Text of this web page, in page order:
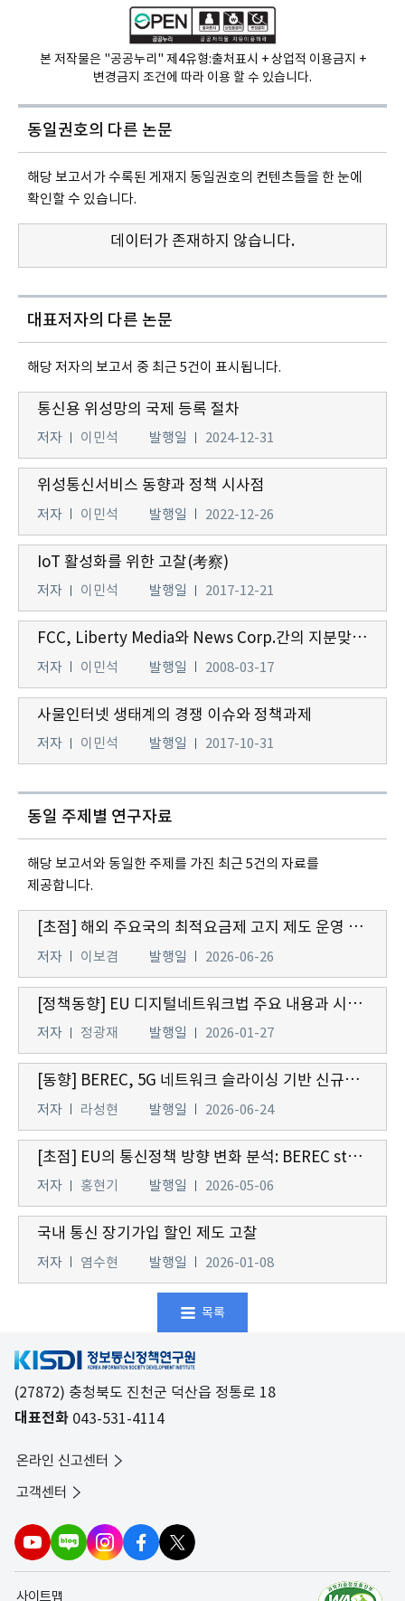
본 저작물은 "공공누리" 제4유형:출처표시 + 상업적 이용금지 +
변경금지 조건에 따라 이용 할 수 있습니다.
동일권호의 다른 논문
해당 보고서가 수록된 게재지 동일권호의 컨텐츠들을 한 눈에
확인할 수 있습니다.
데이터가 존재하지 않습니다.
대표저자의 다른 논문
해당 저자의 보고서 중 최근 5건이 표시됩니다.
통신용 위성망의 국제 등록 절차
저자 이민석 발행일 2024-12-31
위성통신서비스 동향과 정책 시사점
저자 이민석 발행일 2022-12-26
IoT 활성화를 위한 고찰(考察)
저자 이민석 발행일 2017-12-21
FCC, Liberty Media와 News Corp.간의 지분맞교환, 조건부 승인.
저자 이민석 발행일 2008-03-17
사물인터넷 생태계의 경쟁 이슈와 정책과제
저자 이민석 발행일 2017-10-31
동일 주제별 연구자료
해당 보고서와 동일한 주제를 가진 최근 5건의 자료를
제공합니다.
[초점] 해외 주요국의 최적요금제 고지 제도 운영 현황과 국내 도입에 따른 시사점
저자 이보겸 발행일 2026-06-26
[정책동향] EU 디지털네트워크법 주요 내용과 시사점
저자 정광재 발행일 2026-01-27
[동향] BEREC, 5G 네트워크 슬라이싱 기반 신규서비스에 대한 망 중립성 정책방향(안) 발표
저자 라성현 발행일 2026-06-24
[초점] EU의 통신정책 방향 변화 분석: BEREC strategy 2026-2030을 중심으로
저자 홍현기 발행일 2026-05-06
국내 통신 장기가입 할인 제도 고찰
저자 염수현 발행일 2026-01-08
목록
(27872) 충청북도 진천군 덕산읍 정통로 18
대표전화 043-531-4114
온라인 신고센터
고객센터
사이트맵